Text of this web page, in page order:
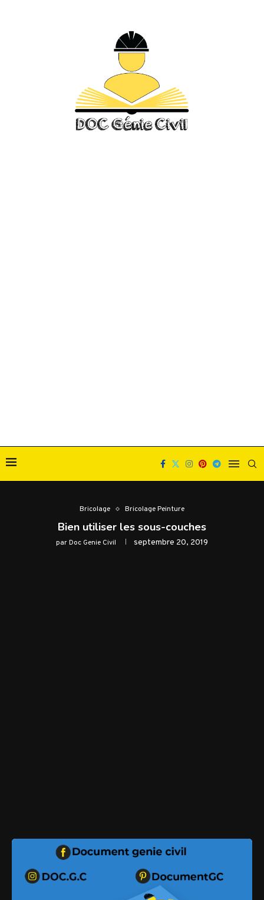
Bricolage Bricolage Peinture
Bien utiliser les sous-couches
parDoc Genie Civil septembre 20, 2019